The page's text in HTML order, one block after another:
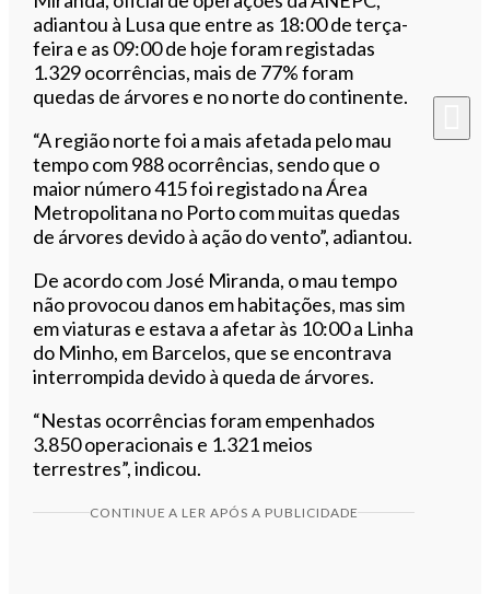
adiantou à Lusa que entre as 18:00 de terça-
feira e as 09:00 de hoje foram registadas
1.329 ocorrências, mais de 77% foram
quedas de árvores e no norte do continente.
“A região norte foi a mais afetada pelo mau
tempo com 988 ocorrências, sendo que o
maior número 415 foi registado na Área
Metropolitana no Porto com muitas quedas
de árvores devido à ação do vento”, adiantou.
De acordo com José Miranda, o mau tempo
não provocou danos em habitações, mas sim
em viaturas e estava a afetar às 10:00 a Linha
do Minho, em Barcelos, que se encontrava
interrompida devido à queda de árvores.
“Nestas ocorrências foram empenhados
3.850 operacionais e 1.321 meios
terrestres”, indicou.
CONTINUE A LER APÓS A PUBLICIDADE